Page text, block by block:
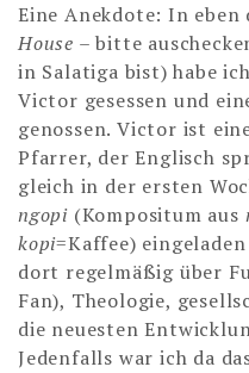
Eine Anekdote: In eben
House – bitte
in Salatiga bist) habe
Victor gesessen und
genossen. Victor ist
Pfarrer, der Englisch
gleich in der ersten
ngopi (Kompositum aus
kopi=Kaffee)
dort regelmäßig über
Fan), Theologie,
die neuesten
Jedenfalls war ich da